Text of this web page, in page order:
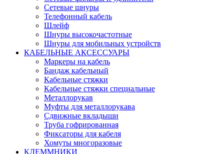
Сетевые шнуры
Телефонный кабель
Шлейф
Шнуры высокочастотные
Шнуры для мобильных устройств
КАБЕЛЬНЫЕ АКСЕССУАРЫ
Маркеры на кабель
Бандаж кабельный
Кабельные стяжки
Кабельные стяжки специальные
Металлорукав
Муфты для металлорукава
Сдвижные вкладыши
Труба гофрированная
Фиксаторы для кабеля
Хомуты многоразовые
КЛЕММНИКИ